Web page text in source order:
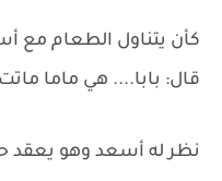
كأن يتناول الطعام مع
قال: بابا.... هي ماما
نظر له أسعد وهو يعقد